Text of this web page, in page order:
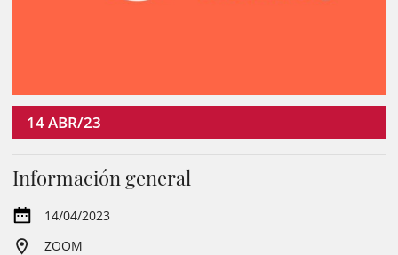
14ABR/23
Información general
14/04/2023
ZOOM